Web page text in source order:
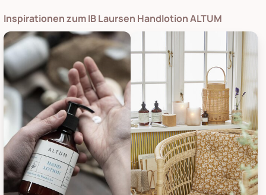
Inspirationen zum IB Laursen Handlotion ALTUM